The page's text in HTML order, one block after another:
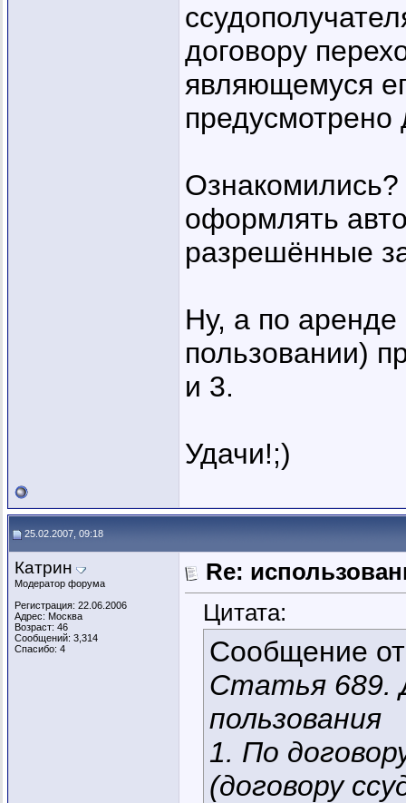
договору
являющемуся
предусмотрено
оформлять
разрешённые
Ну, а по аренде
пользовании)
и 3.
Удачи!;)
25.02.2007, 09:18
Катрин
Модератор форума
Регистрация: 22.06.2006
Адрес: Москва
Возраст: 46
Сообщений: 3,314
Спасибо: 4
Re:
Цитата:
Сообщение
Статья 689.
пользования
1. По
(договору